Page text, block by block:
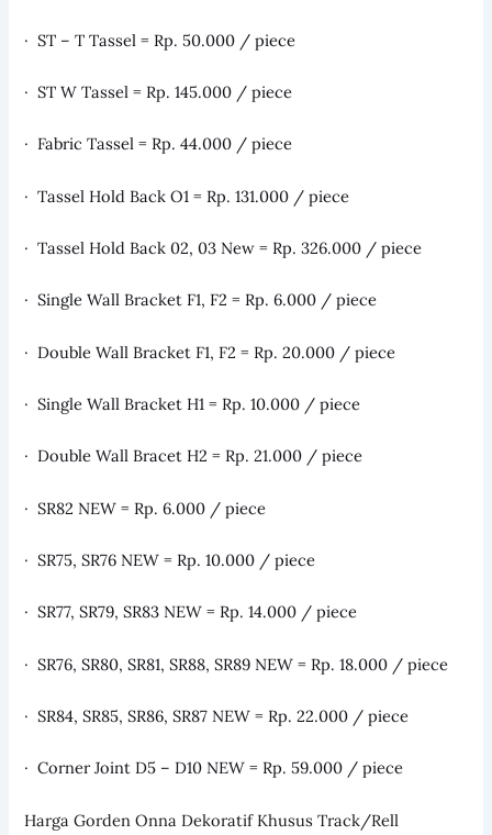
· ST – T Tassel = Rp. 50.000 / piece
· ST W Tassel = Rp. 145.000 / piece
· Fabric Tassel = Rp. 44.000 / piece
· Tassel Hold Back O1 = Rp. 131.000 / piece
· Tassel Hold Back 02, 03 New = Rp. 326.000 / piece
· Single Wall Bracket F1, F2 = Rp. 6.000 / piece
· Double Wall Bracket F1, F2 = Rp. 20.000 / piece
· Single Wall Bracket H1 = Rp. 10.000 / piece
· Double Wall Bracet H2 = Rp. 21.000 / piece
· SR82 NEW = Rp. 6.000 / piece
· SR75, SR76 NEW = Rp. 10.000 / piece
· SR77, SR79, SR83 NEW = Rp. 14.000 / piece
· SR76, SR80, SR81, SR88, SR89 NEW = Rp. 18.000 / piece
· SR84, SR85, SR86, SR87 NEW = Rp. 22.000 / piece
· Corner Joint D5 – D10 NEW = Rp. 59.000 / piece
Harga Gorden Onna Dekoratif Khusus Track/Rell